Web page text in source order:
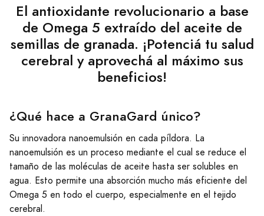
El antioxidante revolucionario a base
de Omega 5 extraído del aceite de
semillas de granada. ¡Potenciá tu salud
cerebral y aprovechá al máximo sus
beneficios!
¿Qué hace a GranaGard único?
Su innovadora nanoemulsión en cada píldora. La
nanoemulsión es un proceso mediante el cual se reduce el
tamaño de las moléculas de aceite hasta ser solubles en
agua. Esto permite una absorción mucho más eficiente del
Omega 5 en todo el cuerpo, especialmente en el tejido
cerebral.